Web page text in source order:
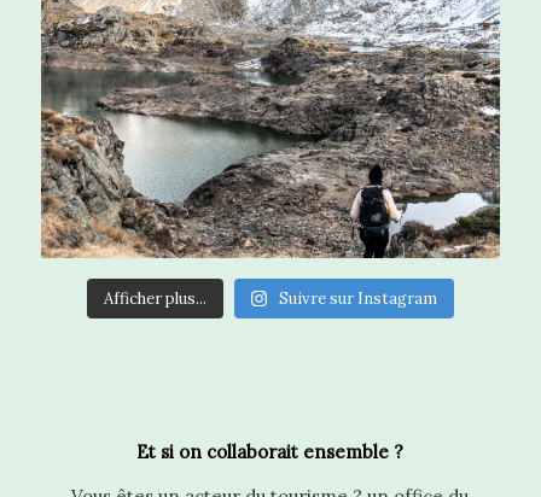
Afficher plus... Suivre sur Instagram
Et si on collaborait ensemble ?